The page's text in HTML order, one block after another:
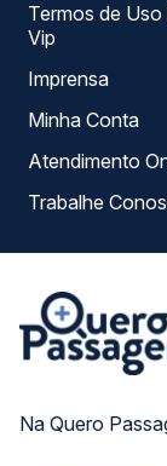
Na Quero
Termos de Uso Louge
Vip
Imprensa
Minha Conta
Trabalhe